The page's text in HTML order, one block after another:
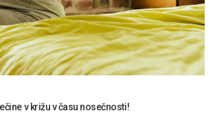
v križu v času nosečnosti!